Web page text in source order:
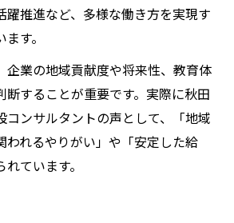
躍推進など、多様な働き方を実現す
す。
企業の地域貢献度や将来性、教育体
断することが重要です。実際に秋田
コンサルタントの声として、「地域
われるやりがい」や「安定した給
ています。